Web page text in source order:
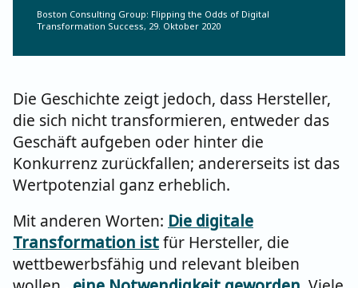
Boston Consulting Group: Flipping the Odds of Digital
Transformation Success, 29. Oktober 2020
Die Geschichte zeigt jedoch, dass Hersteller,
die sich nicht transformieren, entweder das
Geschäft aufgeben oder hinter die
Konkurrenz zurückfallen; andererseits ist das
Wertpotenzial ganz erheblich.
Mit anderen Worten: Die digitale
Transformation istfür Hersteller, die
wettbewerbsfähig und relevant bleiben